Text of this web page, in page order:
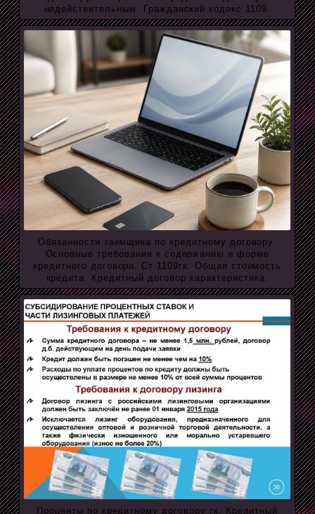
недействительным. Гражданский кодекс 1109.
Обязанности заемщика по кредитному договору.
Основные требования к содержанию и форме
кредитного договора. Ст 1109гк. Общая стоимость
кредита. Кредитный договор характеристика.
Проценты по кредитному договору гк. Кредитный